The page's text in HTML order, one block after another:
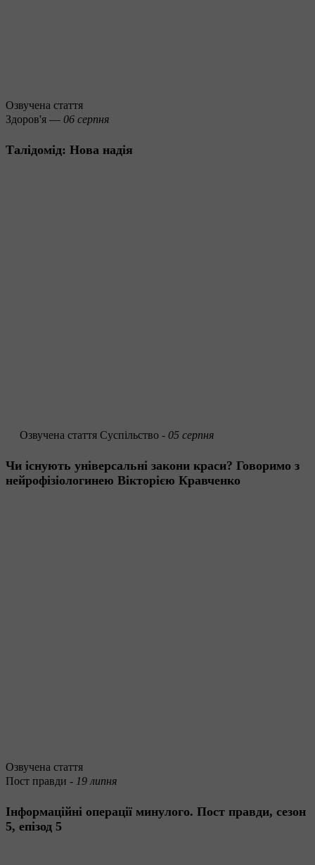
Озвучена стаття
Здоров'я — 06 серпня
Талідомід: Нова надія
Озвучена стаття Суспільство - 05 серпня
Чи існують універсальні закони краси? Говоримо з
нейрофізіологинею Вікторією Кравченко
Озвучена стаття
Пост правди - 19 липня
Інформаційні операції минулого. Пост правди, сезон
5, епізод 5